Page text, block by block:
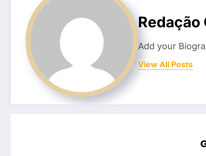
Redação
Add your
View All Posts